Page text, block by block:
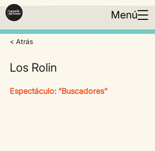
Menú
< Atrás
Los Rolin
Espectáculo: “Buscadores”